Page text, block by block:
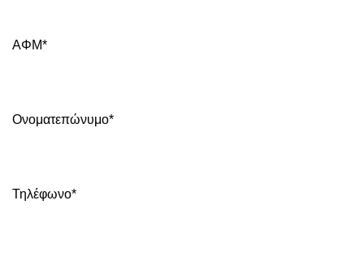
ΑΦΜ*
Ονοματεπώνυμο*
Τηλέφωνο*